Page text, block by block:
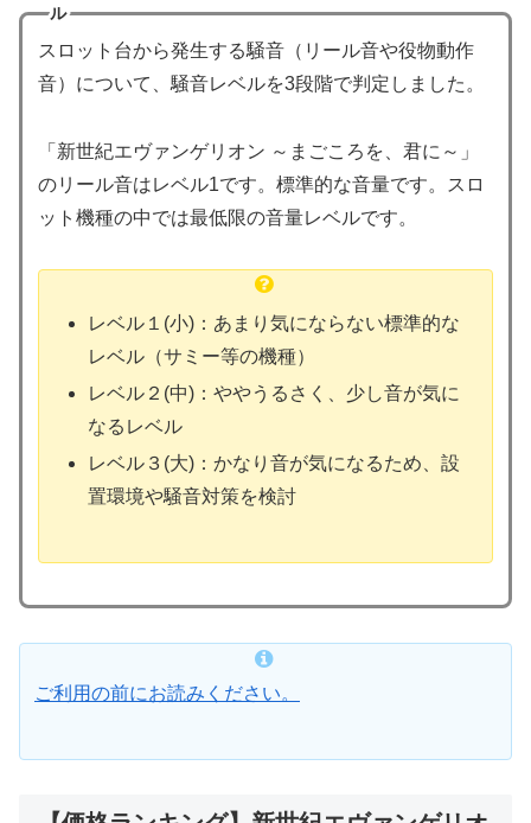
ル
スロット台から発生する騒音（リール音や役物動作
音）について、騒音レベルを3段階で判定しました。
「新世紀エヴァンゲリオン ～まごころを、君に～」
のリール音はレベル1です。標準的な音量です。スロ
ット機種の中では最低限の音量レベルです。
レベル１(小)：あまり気にならない標準的な
レベル（サミー等の機種）
レベル２(中)：ややうるさく、少し音が気に
なるレベル
レベル３(大)：かなり音が気になるため、設
置環境や騒音対策を検討
ご利用の前にお読みください。